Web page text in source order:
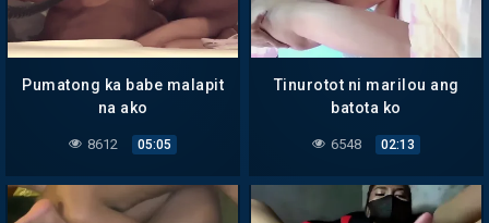
Pumatong ka babe malapit
na ako
8612 05:05
Tinurotot ni marilou ang
batota ko
6548 02:13